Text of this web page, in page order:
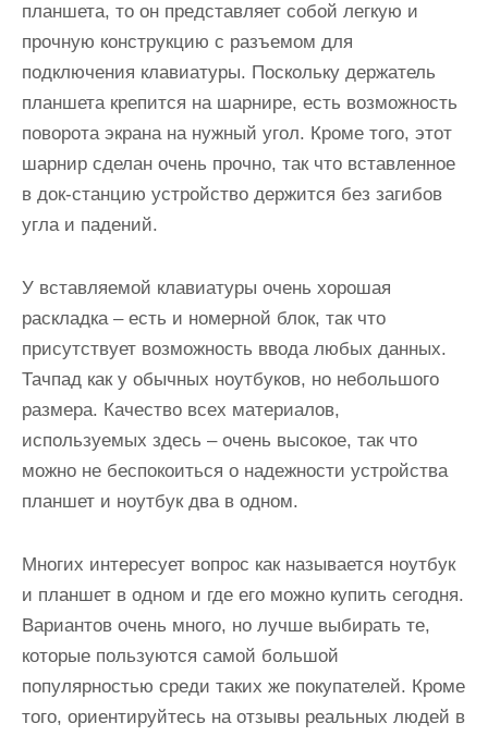
планшета, то он представляет собой легкую и
прочную конструкцию с разъемом для
подключения клавиатуры. Поскольку держатель
планшета крепится на шарнире, есть возможность
поворота экрана на нужный угол. Кроме того, этот
шарнир сделан очень прочно, так что вставленное
в док-станцию устройство держится без загибов
угла и падений.
У вставляемой клавиатуры очень хорошая
раскладка – есть и номерной блок, так что
присутствует возможность ввода любых данных.
Тачпад как у обычных ноутбуков, но небольшого
размера. Качество всех материалов,
используемых здесь – очень высокое, так что
можно не беспокоиться о надежности устройства
планшет и ноутбук два в одном.
Многих интересует вопрос как называется ноутбук
и планшет в одном и где его можно купить сегодня.
Вариантов очень много, но лучше выбирать те,
которые пользуются самой большой
популярностью среди таких же покупателей. Кроме
того, ориентируйтесь на отзывы реальных людей в